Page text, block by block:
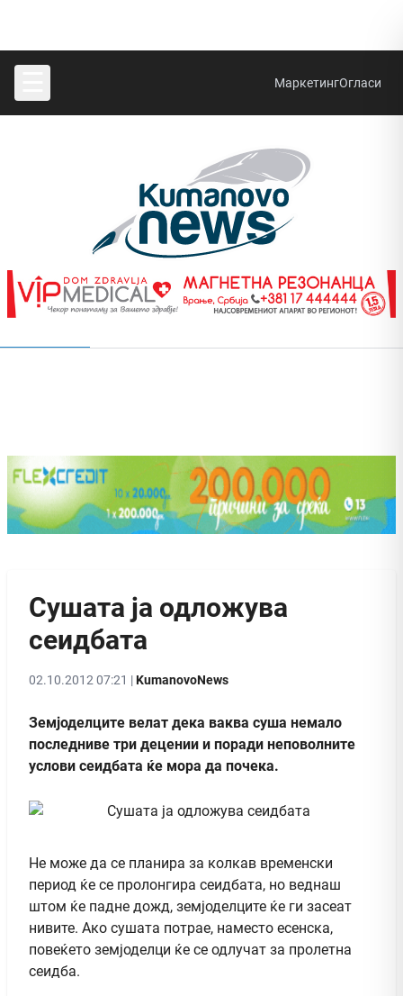
МаркетингОгласи
Сушата ја одложува
сеидбата
02.10.2012 07:21 |KumanovoNews
Земјоделците велат дека ваква суша немало
последниве три децении и поради неповолните
услови сеидбата ќе мора да почека.
Не може да се планира за колкав временски
период ќе се пролонгира сеидбата, но веднаш
штом ќе падне дожд, земјоделците ќе ги засеат
нивите. Ако сушата потрае, наместо есенска,
повеќето земјоделци ќе се одлучат за пролетна
сеидба.